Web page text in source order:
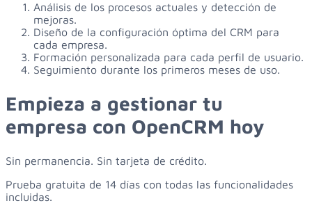
Análisis de los procesos actuales y detección de
mejoras.
Diseño de la configuración óptima del CRM para
cada empresa.
Formación personalizada para cada perfil de usuario.
Seguimiento durante los primeros meses de uso.
Empieza a gestionar tu
empresa con OpenCRM hoy
Sin permanencia. Sin tarjeta de crédito.
Prueba gratuita de 14 días con todas las funcionalidades
incluidas.